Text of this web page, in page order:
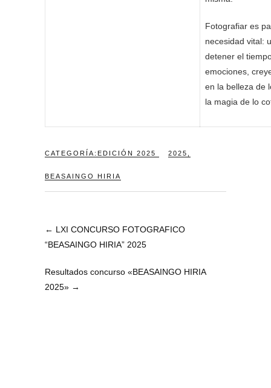
Fotografiar es
necesidad vital:
detener el
emociones,
en la belleza de
la magia de lo
CATEGORÍA: EDICIÓN 2025 2025
BEASAINGO HIRIA
← LXI CONCURSO FOTOGRAFICO
“BEASAINGO HIRIA” 2025
Resultados concurso «BEASAINGO HIRIA
2025» →